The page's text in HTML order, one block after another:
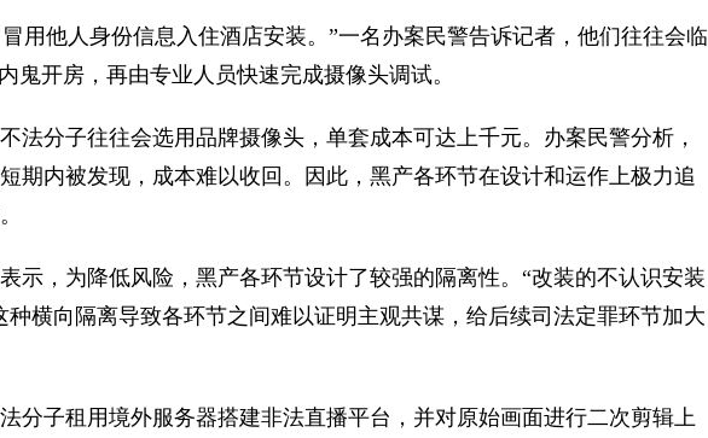
他人身份信息入住酒店安装。”一名办案民警告诉记者，他们往往会临
鬼开房，再由专业人员快速完成摄像头调试。
分子往往会选用品牌摄像头，单套成本可达上千元。办案民警分析，
期内被发现，成本难以收回。因此，黑产各环节在设计和运作上极力追
，为降低风险，黑产各环节设计了较强的隔离性。“改装的不认识安装
种横向隔离导致各环节之间难以证明主观共谋，给后续司法定罪环节加大
子租用境外服务器搭建非法直播平台，并对原始画面进行二次剪辑上